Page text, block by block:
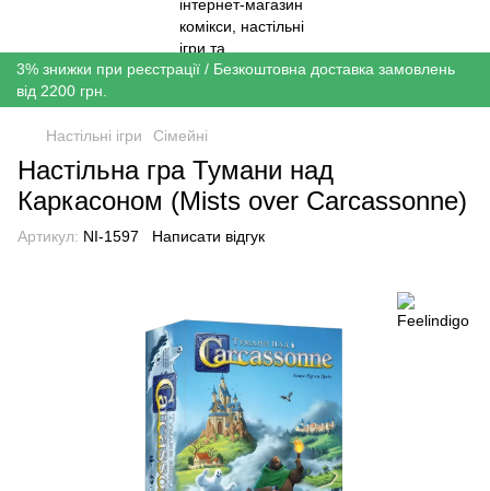
3% знижки при реєстрації / Безкоштовна доставка замовлень
від 2200 грн.
Настільні ігри Сімейні
Настільна гра Тумани над
Каркасоном (Mists over Carcassonne)
Артикул: NI-1597 Написати відгук